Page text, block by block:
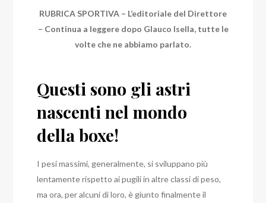
RUBRICA SPORTIVA – L’editoriale del Direttore
– Continua a leggere dopo Glauco Isella, tutte le
volte che ne abbiamo parlato.
Questi sono gli astri
nascenti nel mondo
della boxe!
I pesi massimi, generalmente, si sviluppano più
lentamente rispetto ai pugili in altre classi di peso,
ma ora, per alcuni di loro, è giunto finalmente il